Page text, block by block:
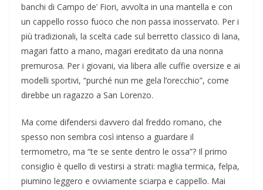
banchi di Campo de’ Fiori, avvolta in una mantella e con
un cappello rosso fuoco che non passa inosservato. Per i
più tradizionali, la scelta cade sul berretto classico di lana,
magari fatto a mano, magari ereditato da una nonna
premurosa. Per i giovani, via libera alle cuffie oversize e ai
modelli sportivi, “purché nun me gela l’orecchio”, come
direbbe un ragazzo a San Lorenzo.
Ma come difendersi davvero dal freddo romano, che
spesso non sembra così intenso a guardare il
termometro, ma “te se sente dentro le ossa”? Il primo
consiglio è quello di vestirsi a strati: maglia termica, felpa,
piumino leggero e ovviamente sciarpa e cappello. Mai